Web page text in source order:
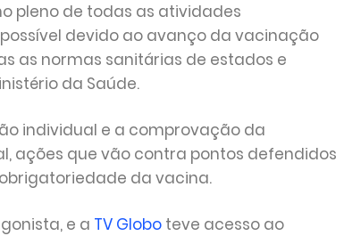
pleno de todas as atividades
devido ao avanço da vacinação
as normas sanitárias de estados e
da Saúde.
individual e a comprovação da
ações que vão contra pontos defendidos
da vacina.
e a TV Globoteve acesso ao